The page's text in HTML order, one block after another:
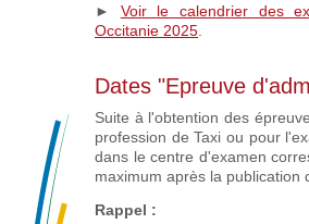
► Voir le calendrier des
Occitanie 2025
Dates "Epreuve
Suite à l'obtention des
profession de Taxi ou pour
dans le centre d'examen
maximum après la publication
Rappel :